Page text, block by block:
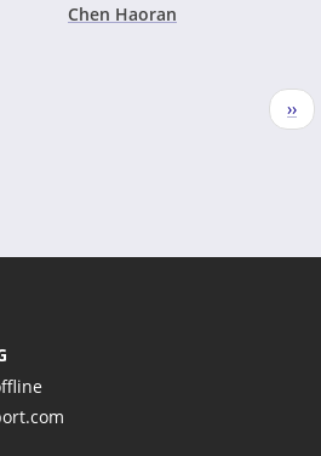
Chen Haoran
下
一
››